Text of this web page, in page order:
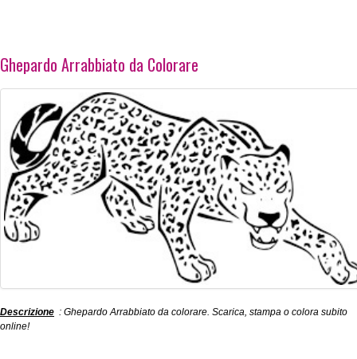
Ghepardo Arrabbiato da Colorare
Descrizione : Ghepardo Arrabbiato da colorare. Scarica, stampa o colora subito
online!